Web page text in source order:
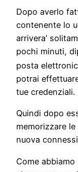
Dopo averlo
contenente lo
arrivera’
pochi minuti,
posta
potrai
tue credenziali.
Quindi dopo
memorizzare
nuova
Come